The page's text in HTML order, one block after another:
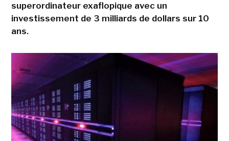
superordinateur exaflopique avec un
investissement de 3 milliards de dollars sur 10
ans.